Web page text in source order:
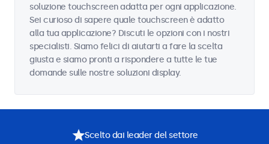
soluzione touchscreen adatta per ogni applicazione.
Sei curioso di sapere quale touchscreen è adatto
alla tua applicazione? Discuti le opzioni con i nostri
specialisti. Siamo felici di aiutarti a fare la scelta
giusta e siamo pronti a rispondere a tutte le tue
domande sulle nostre soluzioni display.
Scelto dai leader del settore